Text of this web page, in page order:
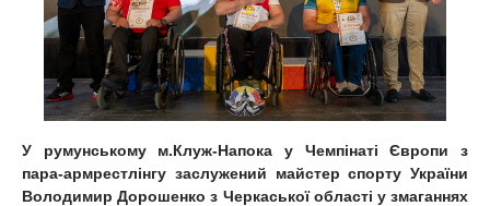
У румунському м.Клуж-Напока у Чемпінаті Європи з
пара-армрестлінгу заслужений майстер спорту України
Володимир Дорошенко з Черкаської області у змаганнях